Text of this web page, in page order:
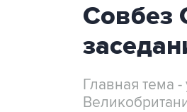
Совбез
Главная тема